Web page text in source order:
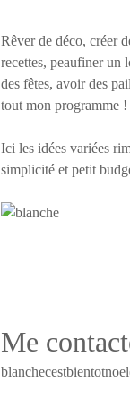
Rêver de déco, créer
recettes, peaufiner un
des fêtes, avoir des
tout mon programme !
Ici les idées variées
simplicité et petit
Me